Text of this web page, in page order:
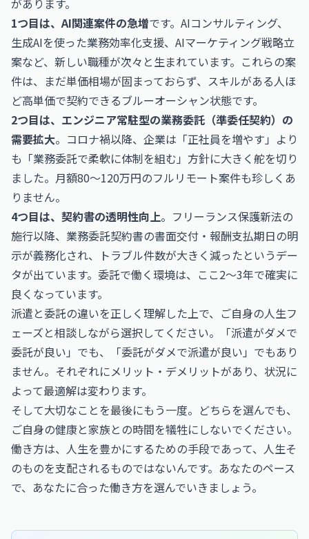
があります。
1つ目は、AI関連案件の急増です。AIコンサルティング、
生成AIを使った業務効率化支援、AIマーケティング戦略立
案など、新しい職種が次々と生まれています。これらの案
件は、まだ単価相場が固まっておらず、スキルがある人ほ
ど高単価で契約できるブルーオーシャン状態です。
2つ目は、エンジニア常駐型の業務委託（準委任契約）の
需要拡大。コロナ禍以降、企業は「正社員を増やす」より
も「業務委託で柔軟に体制を組む」方針に大きく舵を切り
ました。月額80〜120万円のフルリモート案件も珍しくあ
りません。
4つ目は、契約書の透明性向上。フリーランス保護新法の
施行以降、業務委託契約書の書面交付・報酬支払期日の明
示が義務化され、トラブル件数が大きく減ったというデー
タが出ています。委託で働く環境は、ここ2〜3年で確実に
良くなっています。
派遣と委託の違いを正しく理解した上で、ご自身の人生フ
ェーズと相談しながら選択してください。「派遣がダメで
委託が良い」でも、「委託がダメで派遣が良い」でもあり
ません。それぞれにメリット・デメリットがあり、状況に
よって最適解は変わります。
そして大切なことを最後にもう一度。どちらを選んでも、
ご自身の健康と家族との時間を犠牲にしないでください。
働き方は、人生を豊かにするための手段であって、人生そ
のものを支配されるものではないんです。あなたのペース
で、あなたに合った働き方を選んでいきましょう。